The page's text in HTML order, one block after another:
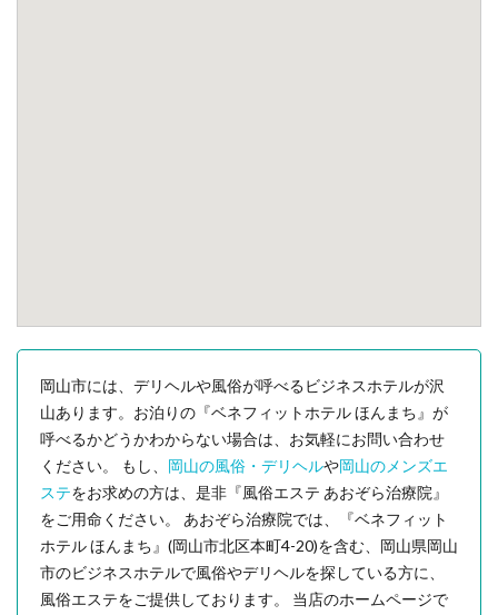
岡山市には、デリヘルや風俗が呼べるビジネスホテルが沢
山あります。お泊りの『ベネフィットホテル ほんまち』が
呼べるかどうかわからない場合は、お気軽にお問い合わせ
ください。 もし、 岡山の風俗・デリヘルや岡山のメンズエ
ステをお求めの方は、是非『風俗エステ あおぞら治療院』
をご用命ください。 あおぞら治療院では、『ベネフィット
ホテル ほんまち』(岡山市北区本町4-20)を含む、岡山県岡山
市のビジネスホテルで風俗やデリヘルを探している方に、
風俗エステをご提供しております。 当店のホームページで